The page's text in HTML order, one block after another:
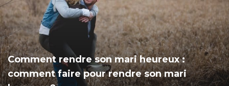
Comment rendre son mari heureux :
comment faire pour rendre son mari